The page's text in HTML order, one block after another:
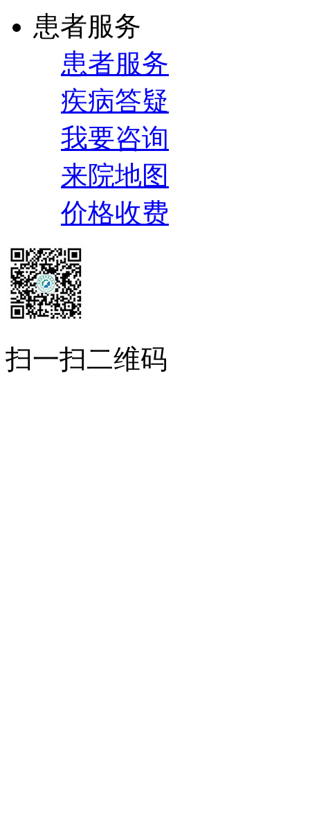
患者服务
患者服务
疾病答疑
我要咨询
来院地图
价格收费
扫一扫二维码